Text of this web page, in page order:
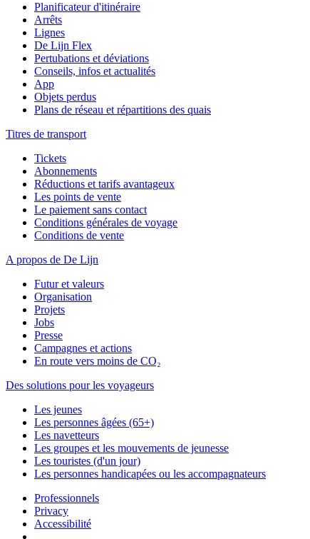
Planificateur d'itinéraire
Arrêts
Lignes
De Lijn Flex
Pertubations et déviations
Conseils, infos et actualités
App
Objets perdus
Plans de réseau et répartitions des quais
Titres de transport
Tickets
Abonnements
Réductions et tarifs avantageux
Les points de vente
Le paiement sans contact
Conditions générales de voyage
Conditions de vente
A propos de De Lijn
Futur et valeurs
Organisation
Projets
Jobs
Presse
Campagnes et actions
En route vers moins de CO₂
Des solutions pour les voyageurs
Les jeunes
Les personnes âgées (65+)
Les navetteurs
Les groupes et les mouvements de jeunesse
Les touristes (d'un jour)
Les personnes handicapées ou les accompagnateurs
Professionnels
Privacy
Accessibilité